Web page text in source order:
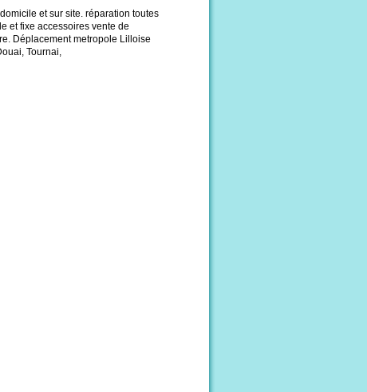
et sur site. réparation toutes
et fixe accessoires vente de
Déplacement metropole Lilloise
Tournai,